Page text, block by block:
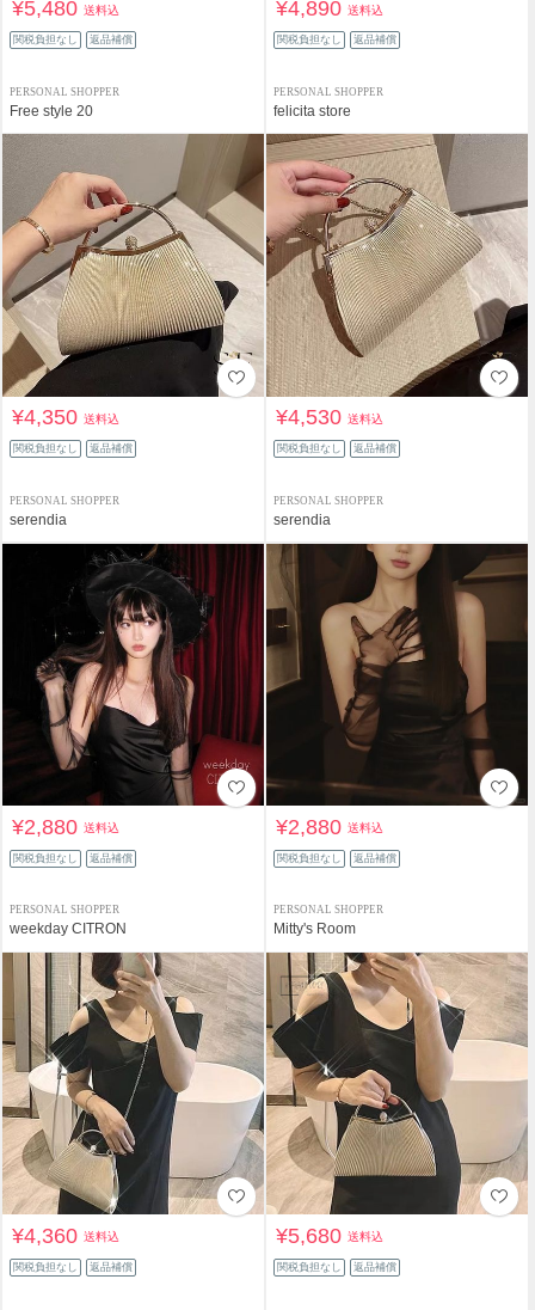
¥5,480送料込
関税負担なし 返品補償
PERSONAL SHOPPER
Free style 20
¥4,890送料込
関税負担なし 返品補償
PERSONAL SHOPPER
felicita store
¥4,350送料込
関税負担なし 返品補償
PERSONAL SHOPPER
serendia
¥4,530送料込
関税負担なし 返品補償
PERSONAL SHOPPER
serendia
¥2,880送料込
関税負担なし 返品補償
PERSONAL SHOPPER
weekday CITRON
¥2,880送料込
関税負担なし 返品補償
PERSONAL SHOPPER
Mitty's Room
¥4,360送料込
関税負担なし 返品補償
¥5,680送料込
関税負担なし 返品補償